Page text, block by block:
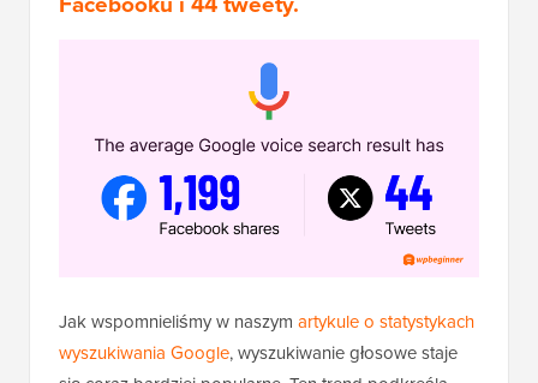
Jak wspomnieliśmy w naszym artykule o statystykach
wyszukiwania Google, wyszukiwanie głosowe staje